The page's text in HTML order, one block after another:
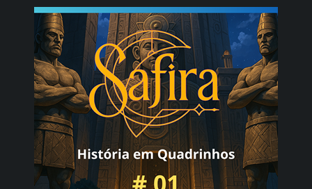
conteúdo